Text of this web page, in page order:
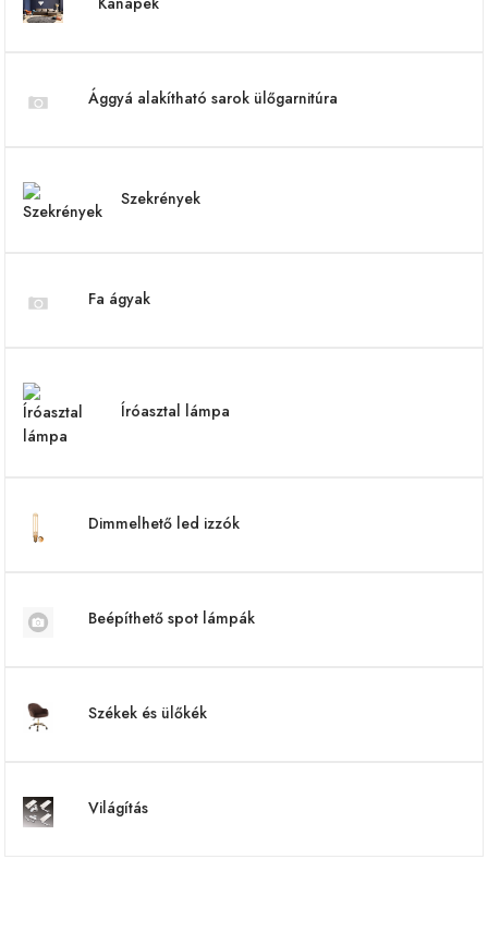
Ággyá alakítható sarok ülőgarnitúra
Szekrények
Fa ágyak
Íróasztal lámpa
Dimmelhető led izzók
Beépíthető spot lámpák
Székek és ülőkék
Világítás